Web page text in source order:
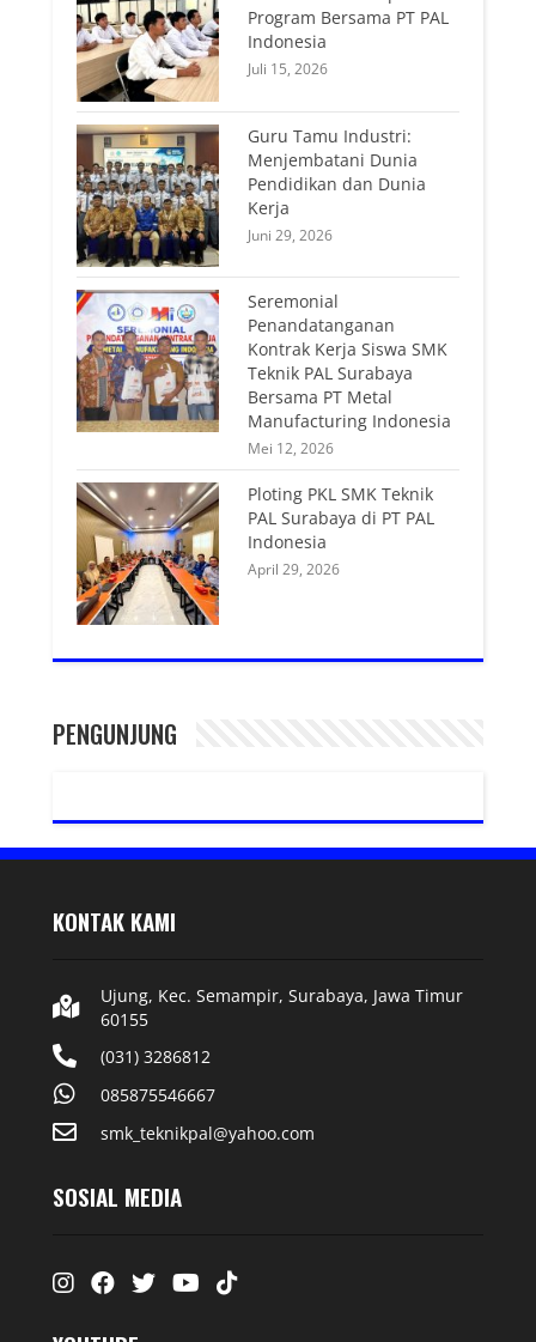
Program Bersama PT PAL
Indonesia
Juli 15, 2026
Guru Tamu Industri:
Menjembatani Dunia
Pendidikan dan Dunia
Kerja
Juni 29, 2026
Seremonial
Penandatanganan
Kontrak Kerja Siswa SMK
Teknik PAL Surabaya
Bersama PT Metal
Manufacturing Indonesia
Mei 12, 2026
Ploting PKL SMK Teknik
PAL Surabaya di PT PAL
Indonesia
April 29, 2026
PENGUNJUNG
KONTAK KAMI
Ujung, Kec. Semampir, Surabaya, Jawa Timur
60155
(031) 3286812
085875546667
smk_teknikpal@yahoo.com
SOSIAL MEDIA
Instagram
FacebookTwitterYoutube
Tiktok